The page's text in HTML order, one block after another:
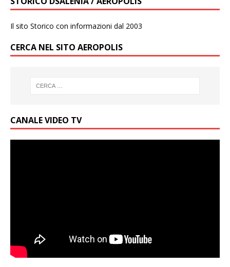
Il sito Storico con informazioni dal 2003
CERCA NEL SITO AEROPOLIS
CANALE VIDEO TV